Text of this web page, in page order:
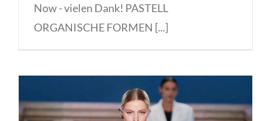
Now - vielen Dank! PASTELL
ORGANISCHE FORMEN [...]